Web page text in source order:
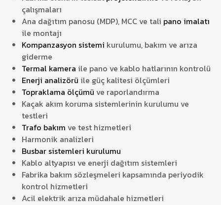
çalışmaları
Ana dağıtım panosu (MDP), MCC ve tali pano imalatı
ile montajı
Kompanzasyon sistemi kurulumu, bakım ve arıza
giderme
Termal kamera ile pano ve kablo hatlarının kontrolü
Enerji analizörü ile güç kalitesi ölçümleri
Topraklama ölçümü ve raporlandırma
Kaçak akım koruma sistemlerinin kurulumu ve
testleri
Trafo bakım ve test hizmetleri
Harmonik analizleri
Busbar sistemleri kurulumu
Kablo altyapısı ve enerji dağıtım sistemleri
Fabrika bakım sözleşmeleri kapsamında periyodik
kontrol hizmetleri
Acil elektrik arıza müdahale hizmetleri